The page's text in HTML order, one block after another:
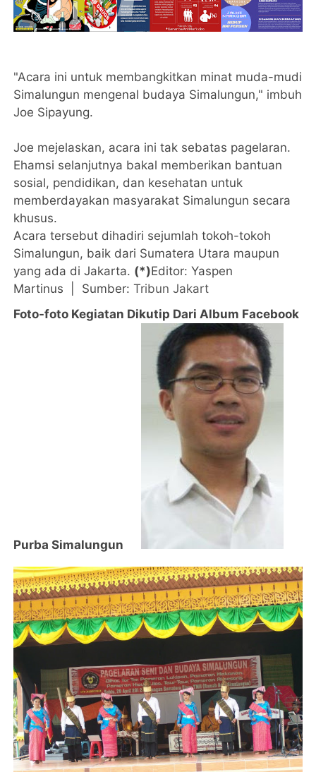
"Acara ini untuk membangkitkan minat muda-mudi
Simalungun mengenal budaya Simalungun," imbuh
Joe Sipayung.
Joe mejelaskan, acara ini tak sebatas pagelaran.
Ehamsi selanjutnya bakal memberikan bantuan
sosial, pendidikan, dan kesehatan untuk
memberdayakan masyarakat Simalungun secara
khusus.
Acara tersebut dihadiri sejumlah tokoh-tokoh
Simalungun, baik dari Sumatera Utara maupun
yang ada di Jakarta. (*)Editor: Yaspen
Martinus | Sumber:Tribun Jakart
Foto-foto Kegiatan Dikutip Dari Album Facebook
Purba Simalungun